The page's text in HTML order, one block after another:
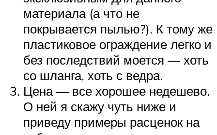
материала (а что не
покрывается пылью?). К тому же
пластиковое ограждение легко и
без последствий моется — хоть
со шланга, хоть с ведра.
Цена — все хорошее недешево.
О ней я скажу чуть ниже и
приведу примеры расценок на